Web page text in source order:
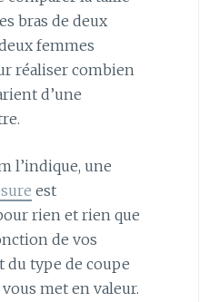
bras de deux
femmes
réaliser combien
d’une
l’indique, une
est
rien et rien que
de vos
du type de coupe
met en valeur.